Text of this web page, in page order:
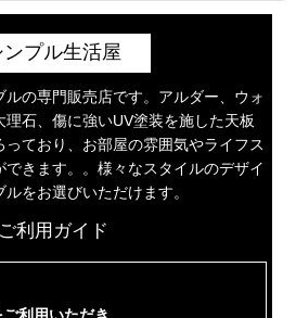
ンプル生活屋
の専門販売店です。アルダー、ウォ
石、傷に強いUV塗装を施した天板
ており、お部屋の雰囲気やライフス
できます。。様々なスタイルのデザイ
をお選びいただけます。
ご利用ガイド